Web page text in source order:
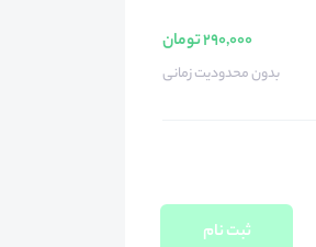
290,000 تومان
بدون محدودیت زمانی
ثبت نام